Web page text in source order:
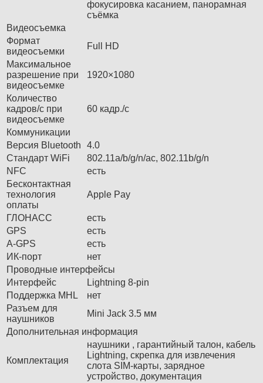
фокусировка касанием, панорамная
съёмка
Видеосъемка
Формат
видеосъемки
Full HD
Максимальное
разрешение при
видеосъемке
1920×1080
Количество
кадров/с при
видеосъемке
60 кадр./с
Коммуникации
Версия Bluetooth
4.0
Стандарт WiFi
802.11a/b/g/n/ac, 802.11b/g/n
NFC
есть
Бесконтактная
технология
оплаты
Apple Pay
ГЛОНАСС
есть
GPS
есть
A-GPS
есть
ИК-порт
нет
Проводные интерфейсы
Интерфейс
Lightning 8-pin
Поддержка MHL
нет
Разъем для
наушников
Mini Jack 3.5 мм
Дополнительная информация
Комплектация
наушники , гарантийный талон, кабель
Lightning, скрепка для извлечения
слота SIM-карты, зарядное
устройство, документация